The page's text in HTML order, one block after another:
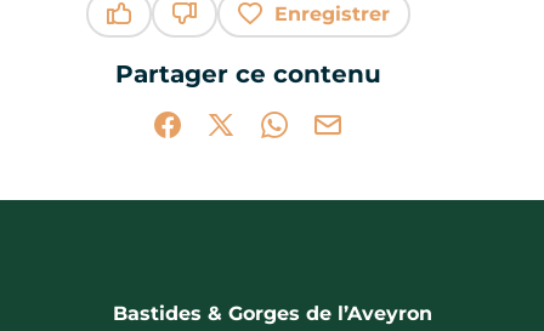
Enregistrer
Partager ce contenu
Partager sur Facebook (nouvelle
Partager sur X / Twitter (nouvelle
Partager sur WhatsApp
Partager par mail
Bastides & Gorges de l’Aveyron